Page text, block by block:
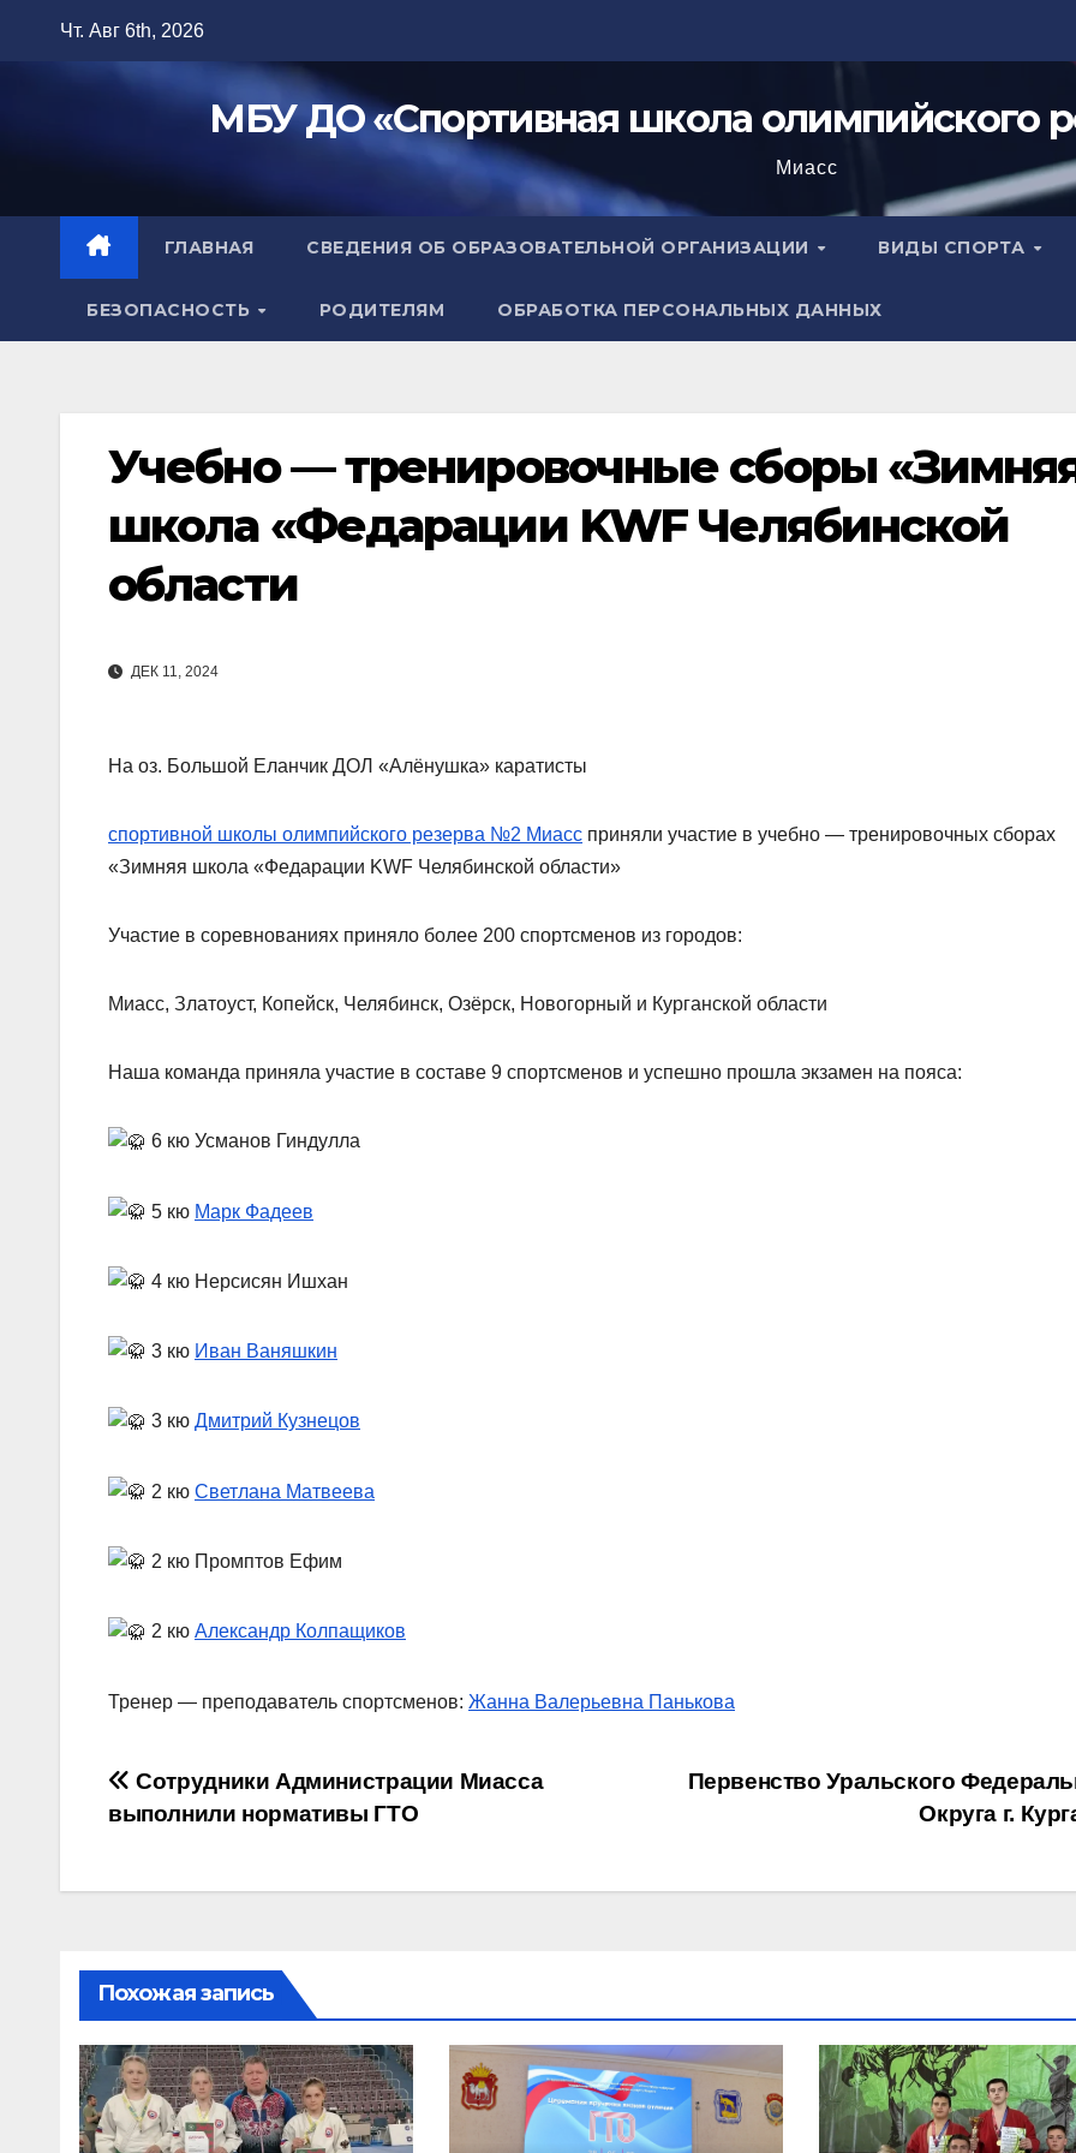
Чт. Авг 6th, 2026
МБУ ДО «Спортивная школа олимпийского
Миасс
ГЛАВНАЯ СВЕДЕНИЯ ОБ ОБРАЗОВАТЕЛЬНОЙ ОРГАНИЗАЦИИ ВИДЫ СПОРТА
БЕЗОПАСНОСТЬ РОДИТЕЛЯМ ОБРАБОТКА ПЕРСОНАЛЬНЫХ ДАННЫХ
Учебно — тренировочные сборы
школа «Федарации KWF Челябинской
области
ДЕК 11, 2024
На оз. Большой Еланчик ДОЛ «Алёнушка» каратисты
спортивной школы олимпийского резерва №2 Миасс приняли участие в учебно — тренировочных сборах
«Зимняя школа «Федарации KWF Челябинской области»
Участие в соревнованиях приняло более 200 спортсменов из городов:
Миасс, Златоуст, Копейск, Челябинск, Озёрск, Новогорный и Курганской области
Наша команда приняла участие в составе 9 спортсменов и успешно прошла экзамен на пояса:
6 кю Усманов Гиндулла
5 кю Марк Фадеев
4 кю Нерсисян Ишхан
3 кю Иван Ваняшкин
3 кю Дмитрий Кузнецов
2 кю Светлана Матвеева
2 кю Промптов Ефим
2 кю Александр Колпащиков
Тренер — преподаватель спортсменов: Жанна Валерьевна Панькова
Навигация
записям
Первенство Уральского
Округа г.
Сотрудники Администрации Миасса
выполнили нормативы ГТО
Похожая запись